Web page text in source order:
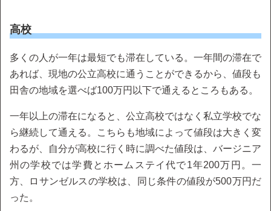
高校
多くの人が一年は最短でも滞在している。一年間の滞在で
あれば、現地の公立高校に通うことができるから、値段も
田舎の地域を選べば100万円以下で通えるところもある。
一年以上の滞在になると、公立高校ではなく私立学校でな
ら継続して通える。こちらも地域によって値段は大きく変
わるが、自分が高校に行く時に調べた値段は、バージニア
州の学校では学費とホームステイ代で1年200万円。一
方、ロサンゼルスの学校は、同じ条件の値段が500万円だ
った。